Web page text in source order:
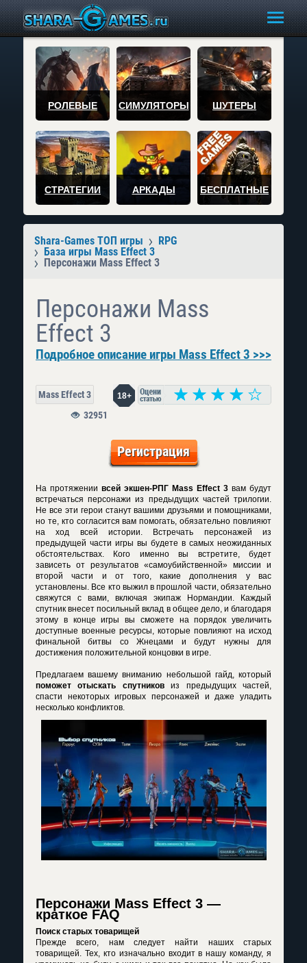
РОЛЕВЫЕ СИМУЛЯТОРЫ ШУТЕРЫ
СТРАТЕГИИ АРКАДЫ БЕСПЛАТНЫЕ
Shara-Games ТОП игры
RPG
База игры Mass Effect 3
Персонажи Mass Effect 3
Персонажи Mass
Effect 3
Подробное описание игры Mass Effect 3 >>>
Mass Effect 3 18+
32951
Регистрация
На протяжении всей экшен-РПГ Mass Effect 3 вам будут
встречаться персонажи из предыдущих частей трилогии.
Не все эти герои станут вашими друзьями и помощниками,
но те, кто согласится вам помогать, обязательно повлияют
на ход всей истории. Встречать персонажей из
предыдущей части игры вы будете в самых неожиданных
обстоятельствах. Кого именно вы встретите, будет
зависеть от результатов «самоубийственной» миссии и
второй части и от того, какие дополнения у вас
установлены. Все кто выжил в прошлой части, обязательно
свяжутся с вами, включая экипаж Нормандии. Каждый
спутник внесет посильный вклад в общее дело, и благодаря
этому в конце игры вы сможете на порядок увеличить
доступные военные ресурсы, которые повлияют на исход
финальной битвы со Жнецами и будут нужны для
достижения положительной концовки в игре.
Предлагаем вашему вниманию небольшой гайд, который
поможет отыскать спутниковиз предыдущих частей,
спасти некоторых игровых персонажей и даже уладить
несколько конфликтов.
Персонажи Mass Effect 3 —
краткое FAQ
Поиск старых товарищей
Прежде всего, нам следует найти наших старых
товарищей. Тех, кто изначально входит в нашу команду, я